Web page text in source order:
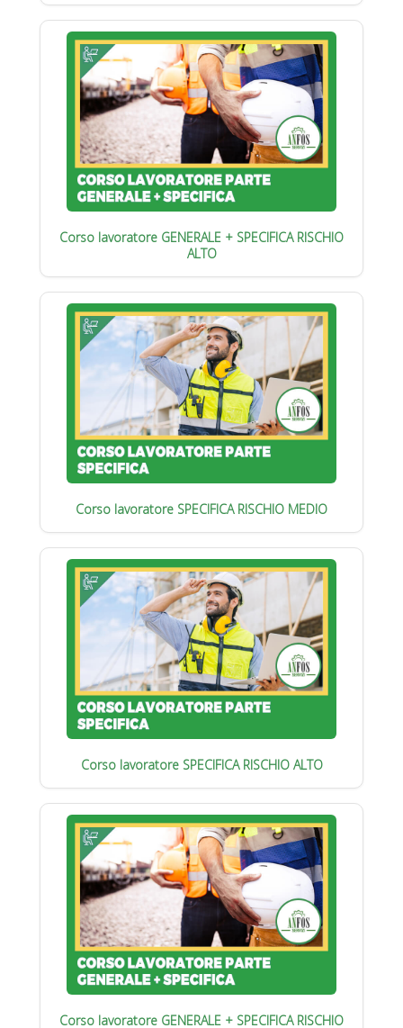
Corso lavoratore GENERALE + SPECIFICA RISCHIO
ALTO
Corso lavoratore SPECIFICA RISCHIO MEDIO
Corso lavoratore SPECIFICA RISCHIO ALTO
Corso lavoratore GENERALE + SPECIFICA RISCHIO